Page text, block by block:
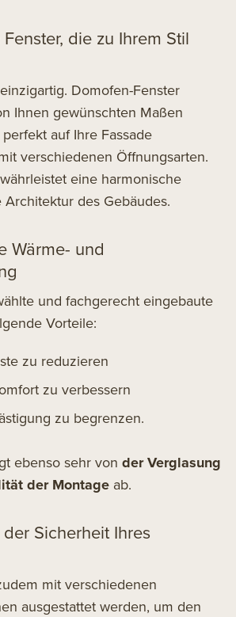
die zu Ihrem Stil
Domofen-Fenster
Ihnen gewünschten Maßen
auf Ihre Fassade
verschiedenen Öffnungsarten.
eine harmonische
des Gebäudes.
Wärme- und
und fachgerecht eingebaute
Vorteile:
zu reduzieren
zu verbessern
zu begrenzen.
ebenso sehr von der Verglasung
der Montage ab.
Sicherheit Ihres
mit verschiedenen
ausgestattet werden, um den